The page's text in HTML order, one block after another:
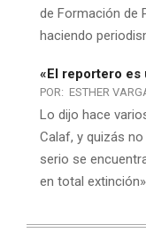
de Formación de
haciendo
«El reportero es
POR: ESTHER
Lo dijo hace
Calaf, y quizás
serio se
en total